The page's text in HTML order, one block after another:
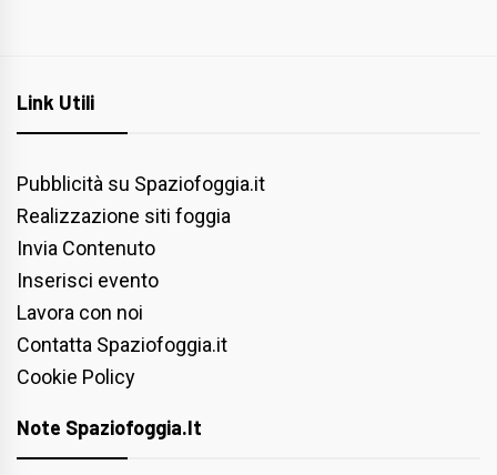
Link Utili
Pubblicità su Spaziofoggia.it
Realizzazione siti foggia
Invia Contenuto
Inserisci evento
Lavora con noi
Contatta Spaziofoggia.it
Cookie Policy
Note Spaziofoggia.it